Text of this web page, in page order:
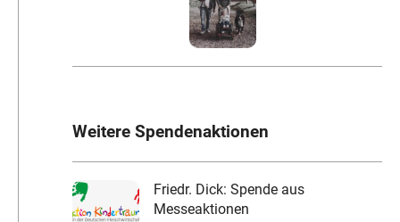
Weitere Spendenaktionen
Friedr. Dick: Spende aus
Messeaktionen